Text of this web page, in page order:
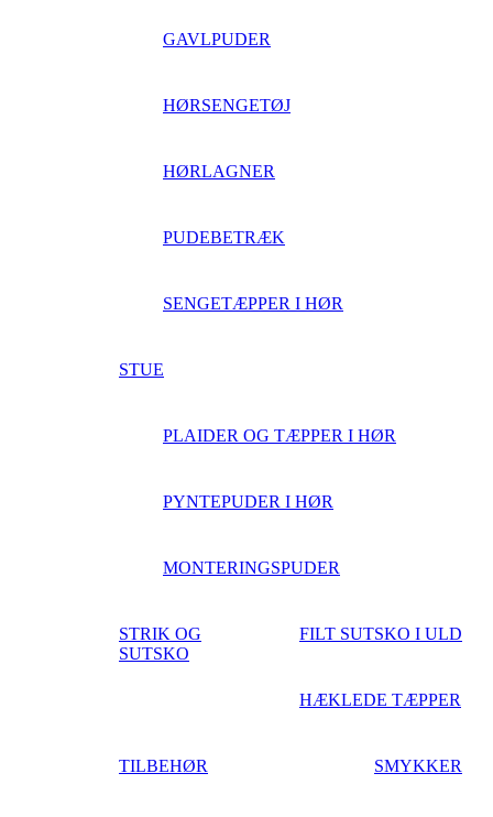
GAVLPUDER
HØRSENGETØJ
HØRLAGNER
PUDEBETRÆK
SENGETÆPPER I HØR
STUE
PLAIDER OG TÆPPER I HØR
PYNTEPUDER I HØR
MONTERINGSPUDER
STRIK OG
SUTSKO
FILT SUTSKO I ULD
HÆKLEDE TÆPPER
TILBEHØR SMYKKER